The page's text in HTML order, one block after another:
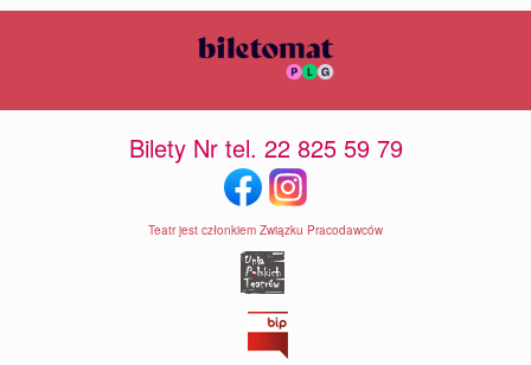
Bilety Nr tel. 22 825 59 79
Teatr jest członkiem Związku Pracodawców